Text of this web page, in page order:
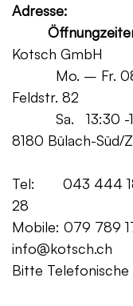
Adresse:
Mo. – Fr.
Sa. 13:30 -
8180
Tel: 043 444
Mobile: 079 789
info@kotsch.ch
Bitte